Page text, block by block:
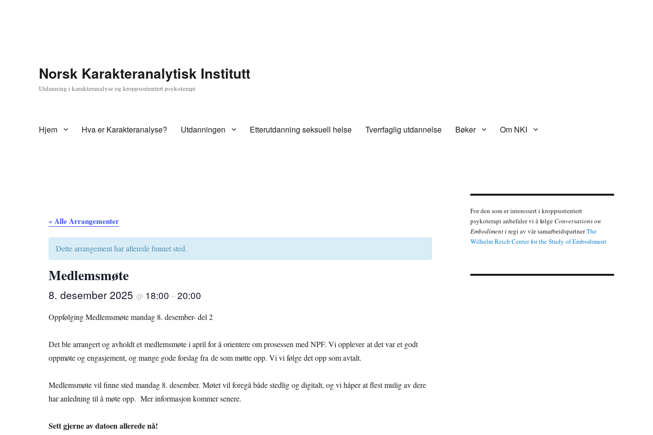
Norsk Karakteranalytisk Institutt
Utdanning i karakteranalyse og kroppsorientert psykoterapi
Hjem Hva er Karakteranalyse? Utdanningen Etterutdanning seksuell helse Tverrfaglig utdannelse Bøker Om NKI
« Alle Arrangementer
Dette arrangement har allerede funnet sted.
Medlemsmøte
8. desember 2025@ 18:00–20:00
Oppfølging Medlemsmøte mandag 8. desember- del 2
Det ble arrangert og avholdt et medlemsmøte i april for å orientere om prosessen med NPF. Vi opplever at det var et godt
oppmøte og engasjement, og mange gode forslag fra de som møtte opp. Vi vi følge det opp som avtalt.
Medlemsmøte vil finne sted mandag 8. desember. Møtet vil foregå både stedlig og digitalt, og vi håper at flest mulig av dere
har anledning til å møte opp. Mer informasjon kommer senere.
Sett gjerne av datoen allerede nå!
For den som er interessert i kroppsorientert
psykoterapi anbefaler vi å følgeConversations on
Embodimenti regi av vår samarbeidspartnerThe
Wilhelm Reich Center for the Study of Embodiment